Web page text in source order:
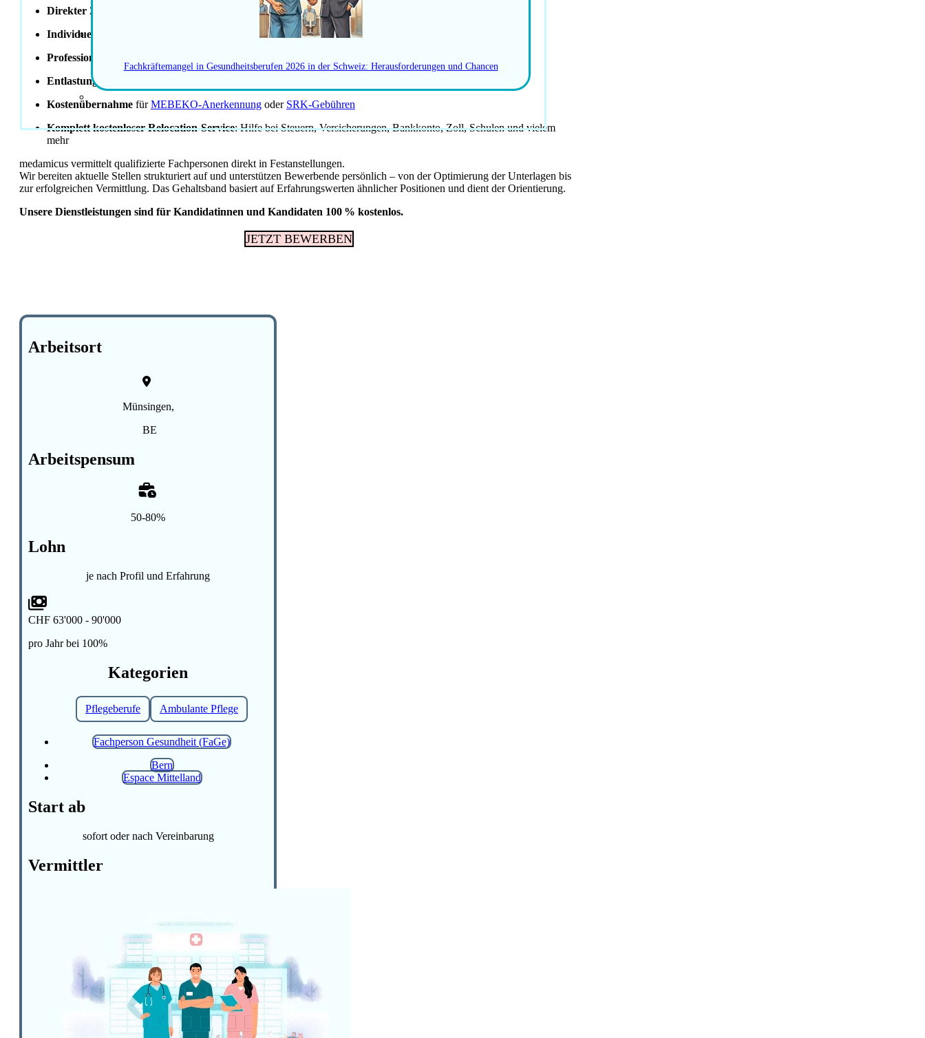
Fachkräftemangel in Gesundheitsberufen 2026 in der Schweiz: Herausforderungen und Chancen
Direkter Zugang
zu einem weitreichenden Netzwerk und Entscheidungsträgern im Gesundheitswesen
Individuelles Coaching
für Bewerbungsgespräche – überzeugend auftreten, authentisch bleiben
Professionelle Unterstützung
Entlastung beim Umzug
Kostenübernahme fürMEBEKO-Anerkennung oder SRK-Gebühren
Komplett kostenloser Relocation-Service: Hilfe bei Steuern, Versicherungen, Bankkonto, Zoll, Schulen und vielem
mehr
medamicus vermittelt qualifizierte Fachpersonen direkt in Festanstellungen.
Wir bereiten aktuelle Stellen strukturiert auf und unterstützen Bewerbende persönlich – von der Optimierung der Unterlagen bis
zur erfolgreichen Vermittlung. Das Gehaltsband basiert auf Erfahrungswerten ähnlicher Positionen und dient der Orientierung.
Unsere Dienstleistungen sind für Kandidatinnen und Kandidaten 100 % kostenlos.
JETZT BEWERBEN
Arbeitsort
Münsingen,
BE
Arbeitspensum
50-80%
Lohn
je nach Profil und Erfahrung
CHF 63'000 - 90'000
pro Jahr bei 100%
Kategorien
Pflegeberufe Ambulante Pflege
Fachperson Gesundheit (FaGe)
Bern
Espace Mittelland
Start ab
sofort oder nach Vereinbarung
Vermittler